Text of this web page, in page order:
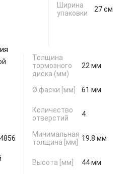
Ширина
упаковки
27 см
Толщина
тормозного
диска (мм)
22 мм
Ø фаски [мм] 61 мм
Количество
отверстий
4
Минимальная
толщина [мм]
19.8 мм
Высота [мм] 44 мм